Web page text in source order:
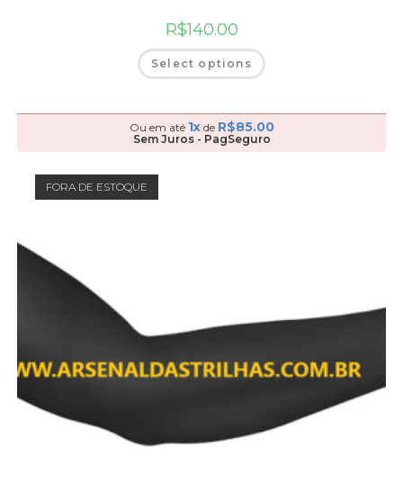
R$140.00
Select options
Ou em até 1xde R$85.00
Sem Juros - PagSeguro
FORA DE ESTOQUE